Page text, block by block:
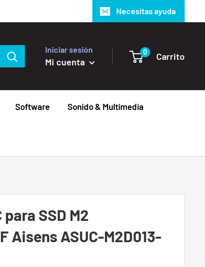
Necesitas ayuda
Iniciar sesión
Mi cuenta
0 Carrito
Software Sonido & Multimedia
SSD M2
Aisens ASUC-M2D013-